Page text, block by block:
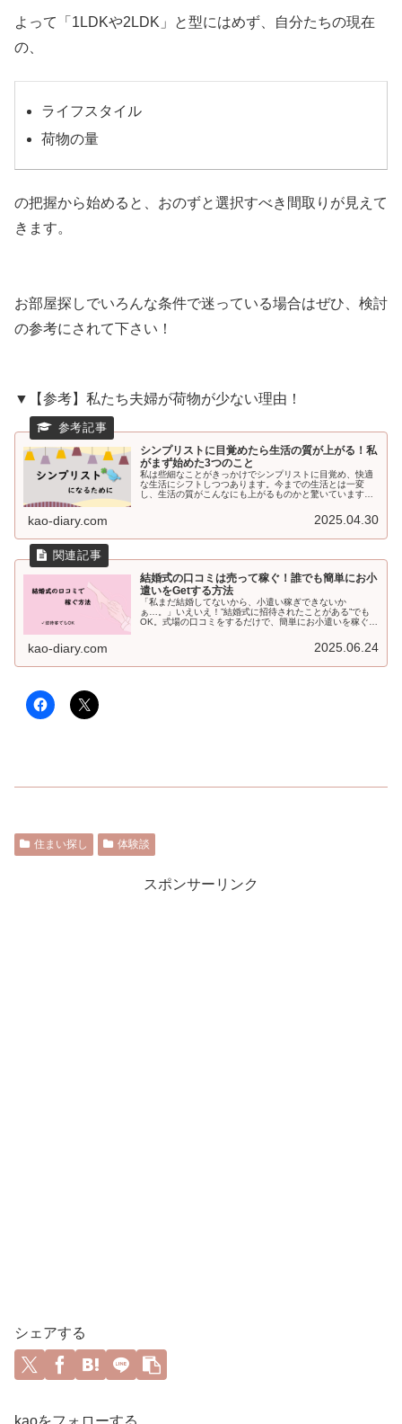
よって「1LDKや2LDK」と型にはめず、自分たちの現在
の、
ライフスタイル
荷物の量
の把握から始めると、おのずと選択すべき間取りが見えて
きます。
お部屋探しでいろんな条件で迷っている場合はぜひ、検討
の参考にされて下さい！
▼ 【参考】私たち夫婦が荷物が少ない理由 ！
シンプリストに目覚めたら生活の質が上がる！私
がまず始めた3つのこと
私は些細なことがきっかけでシンプリストに目覚め、快適
な生活にシフトしつつあります。今までの生活とは一変
し、生活の質がこんなにも上がるものかと驚いています。
kao-diary.com 2025.04.30
結婚式の口コミは売って稼ぐ！誰でも簡単にお小
遣いをGetする方法
「私まだ結婚してないから、小遣い稼ぎできないか
ぁ…。」いえいえ！”結婚式に招待されたことがある”でも
OK。式場の口コミをするだけで、簡単にお小遣いを稼ぐこ
kao-diary.com 2025.06.24
住まい探し 体験談
スポンサーリンク
シェアする